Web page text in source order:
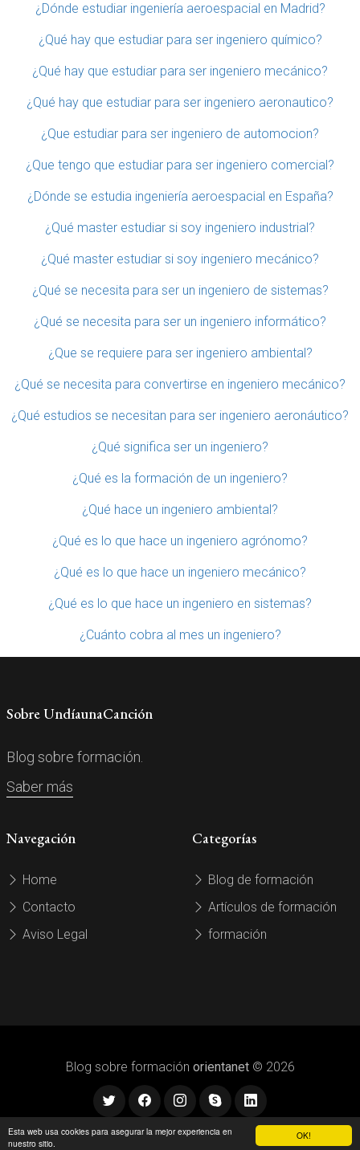
OK!
Esta web usa cookies para asegurar la mejor experiencia en
nuestro sitio.
¿Dónde estudiar ingeniería aeroespacial en Madrid?
¿Qué hay que estudiar para ser ingeniero químico?
¿Qué hay que estudiar para ser ingeniero mecánico?
¿Qué hay que estudiar para ser ingeniero aeronautico?
¿Que estudiar para ser ingeniero de automocion?
¿Que tengo que estudiar para ser ingeniero comercial?
¿Dónde se estudia ingeniería aeroespacial en España?
¿Qué master estudiar si soy ingeniero industrial?
¿Qué master estudiar si soy ingeniero mecánico?
¿Qué se necesita para ser un ingeniero de sistemas?
¿Qué se necesita para ser un ingeniero informático?
¿Que se requiere para ser ingeniero ambiental?
¿Qué se necesita para convertirse en ingeniero mecánico?
¿Qué estudios se necesitan para ser ingeniero aeronáutico?
¿Qué significa ser un ingeniero?
¿Qué es la formación de un ingeniero?
¿Qué hace un ingeniero ambiental?
¿Qué es lo que hace un ingeniero agrónomo?
¿Qué es lo que hace un ingeniero mecánico?
¿Qué es lo que hace un ingeniero en sistemas?
¿Cuánto cobra al mes un ingeniero?
Sobre UndíaunaCanción
Blog sobre formación.
Saber más
Navegación
Home
Contacto
Aviso Legal
Categorías
Blog de formación
Artículos de formación
formación
Blog sobre formación orientanet© 2026